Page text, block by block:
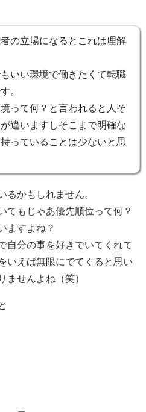
の立場になるとこれは理解
いい環境で働きたくて転職
。
って何？と言われると人そ
違います しそこまで明確な
っていることは少ないと思
るかも しれません。
ても じゃあ優先順位って何？
ます よね？
自分の事を好きでいてくれて
いえば無限にでてくると思い
ませんよね（笑）